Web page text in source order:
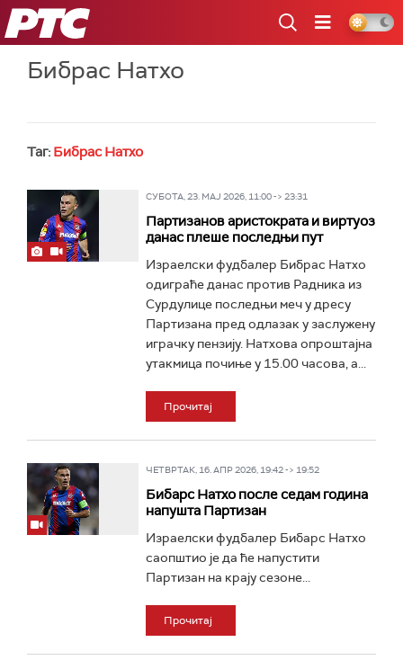
РТС
Бибрас Натхо
Таг: Бибрас Натхо
СУБОТА, 23. МАЈ 2026, 11:00 -> 23:31
Партизанов аристократа и виртуоз
данас плеше последњи пут
Израелски фудбалер Бибрас Натхо
одиграће данас против Радника из
Сурдулице последњи меч у дресу
Партизана пред одлазак у заслужену
играчку пензију. Натхова опроштајна
утакмица почиње у 15.00 часова, а...
Прочитај
ЧЕТВРТАК, 16. АПР 2026, 19:42 -> 19:52
Бибарс Натхо после седам година
напушта Партизан
Израелски фудбалер Бибарс Натхо
саопштио је да ће напустити
Партизан на крају сезоне...
Прочитај